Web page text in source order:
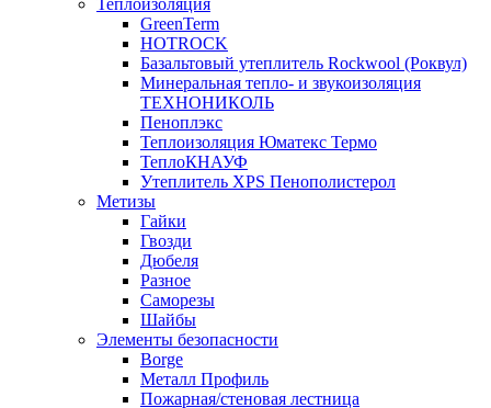
Теплоизоляция
GreenTerm
HOTROCK
Базальтовый утеплитель Rockwool (Роквул)
Минеральная тепло- и звукоизоляция
ТЕХНОНИКОЛЬ
Пеноплэкс
Теплоизоляция Юматекс Термо
ТеплоКНАУФ
Утеплитель XPS Пенополистерол
Метизы
Гайки
Гвозди
Дюбеля
Разное
Саморезы
Шайбы
Элементы безопасности
Borge
Металл Профиль
Пожарная/стеновая лестница